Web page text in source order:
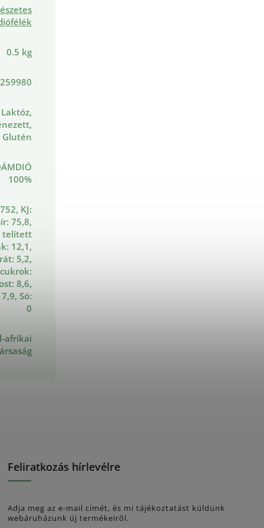
0.5 kg
Laktóz,
Glutén
100%
KJ:
75,8,
telített
12,1,
5,2,
8,6,
Só:
0
afrikai
Feliratkozás hírlevélre
Adja meg az e-mail címét, és mi tájékoztatást küldünk
webáruházunk új termékeiről.